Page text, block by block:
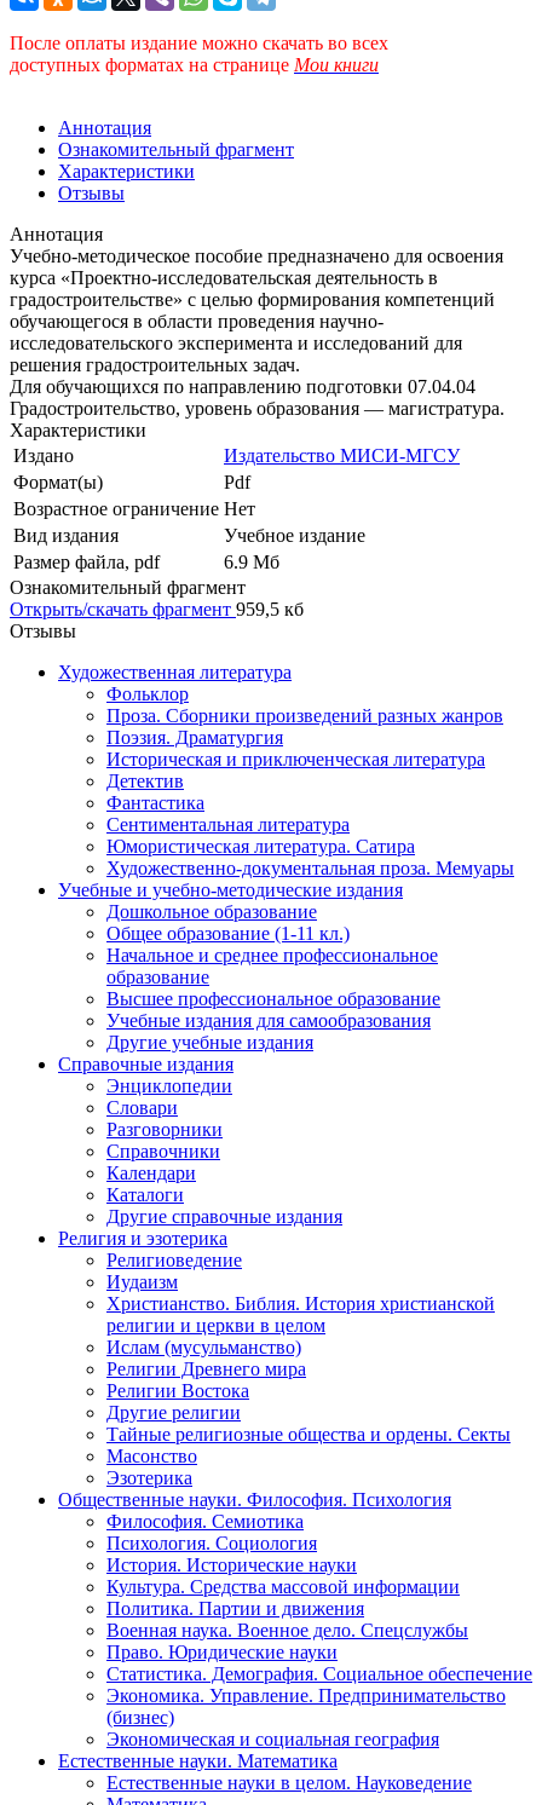
После оплаты издание можно скачать во всех
доступных форматах на странице Мои книги
Аннотация
Ознакомительный фрагмент
Характеристики
Отзывы
Аннотация
Учебно-методическое пособие предназначено для освоения
курса «Проектно-исследовательская деятельность в
градостроительстве» с целью формирования компетенций
обучающегося в области проведения научно-
исследовательского эксперимента и исследований для
решения градостроительных задач.
Для обучающихся по направлению подготовки 07.04.04
Градостроительство, уровень образования — магистратура.
Характеристики
Издано
Издательство МИСИ-МГСУ
Формат(ы)
Pdf
Возрастное ограничение Нет
Вид издания
Учебное издание
Размер файла, pdf
6.9 Mб
Ознакомительный фрагмент
Открыть/скачать фрагмент 959,5 кб
Отзывы
Художественная литература
Фольклор
Проза. Сборники произведений разных жанров
Поэзия. Драматургия
Историческая и приключенческая литература
Детектив
Фантастика
Сентиментальная литература
Юмористическая литература. Сатира
Художественно-документальная проза. Мемуары
Учебные и учебно-методические издания
Дошкольное образование
Общее образование (1-11 кл.)
Начальное и среднее профессиональное
образование
Высшее профессиональное образование
Учебные издания для самообразования
Другие учебные издания
Справочные издания
Энциклопедии
Словари
Разговорники
Справочники
Календари
Каталоги
Другие справочные издания
Религия и эзотерика
Религиоведение
Иудаизм
Христианство. Библия. История христианской
религии и церкви в целом
Ислам (мусульманство)
Религии Древнего мира
Религии Востока
Другие религии
Тайные религиозные общества и ордены. Секты
Масонство
Эзотерика
Общественные науки. Философия. Психология
Философия. Семиотика
Психология. Социология
История. Исторические науки
Культура. Средства массовой информации
Политика. Партии и движения
Военная наука. Военное дело. Спецслужбы
Право. Юридические науки
Статистика. Демография. Социальное обеспечение
Экономика. Управление. Предпринимательство
(бизнес)
Экономическая и социальная география
Естественные науки. Математика
Естественные науки в целом. Науковедение